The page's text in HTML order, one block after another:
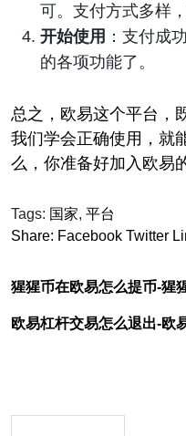
可。支付方式多样
开始使用 ：支付成
的各项功能了。
总之，欧易这个平台，
我们学会正确使用，就
么，你准备好加入欧易
Tags: 国家, 平台
Share: Facebook Twitter
猩猩币在欧易怎么提币-猩
欧易杠杆交易怎么退出-欧